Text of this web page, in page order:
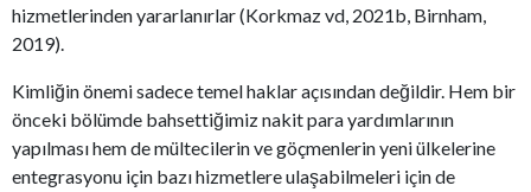
hizmetlerinden yararlanırlar (Korkmaz vd, 2021b, Birnham,
2019).
Kimliğin önemi sadece temel haklar açısından değildir. Hem bir
önceki bölümde bahsettiğimiz nakit para yardımlarının
yapılması hem de mültecilerin ve göçmenlerin yeni ülkelerine
entegrasyonu için bazı hizmetlere ulaşabilmeleri için de